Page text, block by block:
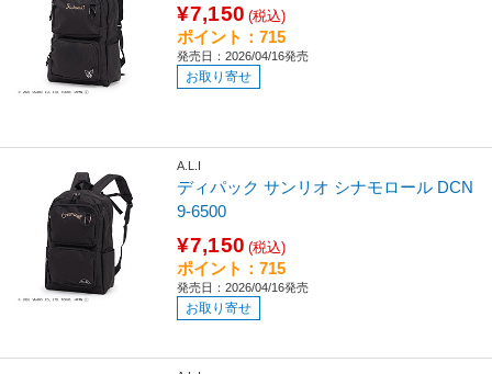
¥7,150 (税込)
ポイント：715
発売日：2026/04/16発売
お取り寄せ
A.L.I
ディパック サンリオ シナモロール DCN
9-6500
¥7,150 (税込)
ポイント：715
発売日：2026/04/16発売
お取り寄せ